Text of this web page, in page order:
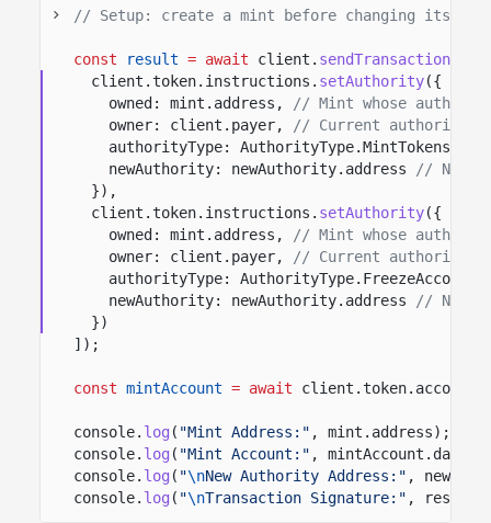
// Setup: create a mint before changing its
const result = await client. sendTransaction
client.token.instructions. setAuthority({
owned: mint.address,
// Mint whose
owner: client.payer,
// Current authority
authorityType: AuthorityType.MintTokens,
newAuthority: newAuthority.address
// New
}),
client.token.instructions. setAuthority({
owned: mint.address,
// Mint whose
owner: client.payer,
// Current authority
authorityType: AuthorityType.FreezeAccount,
newAuthority: newAuthority.address
// New
})
]);
const mintAccount = await
console. log ( "Mint Address:" , mint.address);
console. log ( "Mint Account:" , mintAccount.data);
console. log ( "\nNew Authority Address:" ,
console. log ( "\nTransaction Signature:" ,